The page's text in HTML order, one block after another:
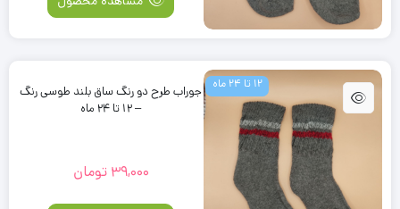
12 تا 24 ماه
جوراب طرح دو رنگ ساق بلند طوسی رنگ
– 12 تا 24 ماه
39,000 تومان